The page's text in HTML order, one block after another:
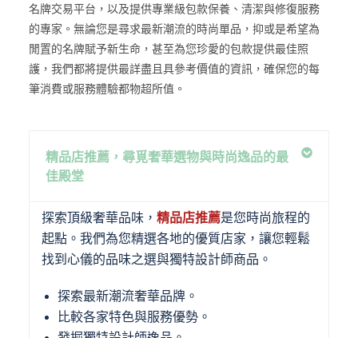
名牌交易平台，以及提供專業級包款保養、清潔與修復服務
的專家。無論您是尋求最新潮流的時尚單品，抑或是希望為
閒置的名牌賦予新生命，甚至為您珍愛的包款提供最佳照
護，我們都將提供最詳盡且具參考價值的資訊，確保您的每
筆消費或服務體驗都物超所值。
精品店推薦，尋覓奢華選物與時尚逸品的最
佳殿堂
探索頂級奢華品味，精品店推薦是您時尚旅程的
起點。我們為您精選各地的優質店家，讓您輕鬆
找到心儀的品味之選與獨特設計師商品。
探索最新潮流奢華品牌。
比較各家特色與服務優勢。